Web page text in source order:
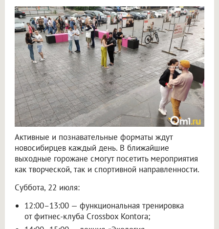
Активные и познавательные форматы ждут
новосибирцев каждый день. В ближайшие
выходные горожане смогут посетить мероприятия
как творческой, так и спортивной направленности.
Суббота, 22 июля:
12:00–13:00 — функциональная тренировка
от фитнес-клуба Crossbox Kontora;